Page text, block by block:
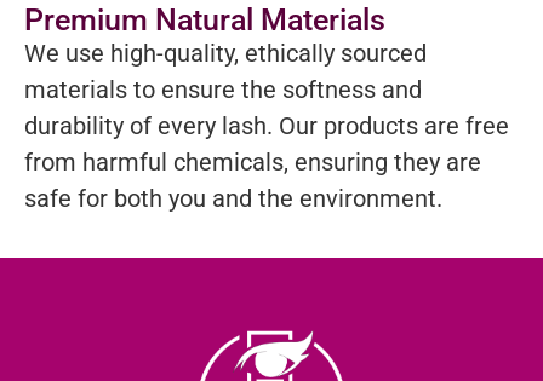
Premium Natural Materials
We use high-quality, ethically sourced
materials to ensure the softness and
durability of every lash. Our products are free
from harmful chemicals, ensuring they are
safe for both you and the environment.